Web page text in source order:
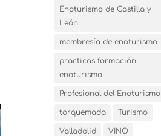
Enoturismo de Castilla y
León
membresía de enoturismo
practicas formación
enoturismo
Profesional del Enoturismo
torquemada Turismo
Valladolid VINO